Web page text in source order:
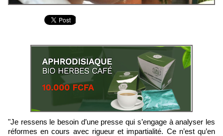
"Je ressens le besoin d’une presse qui s’engage à analyser les
réformes en cours avec rigueur et impartialité. Ce n’est qu’en